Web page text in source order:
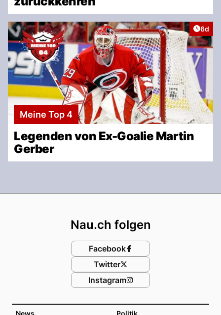
6d
Meine Top 4
Legenden von Ex-Goalie Martin
Gerber
News Politik
Nau.ch folgen
Facebook
Twitter
Instagram